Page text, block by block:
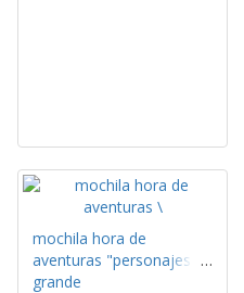
mochila hora de
aventuras "personajes" /
grande